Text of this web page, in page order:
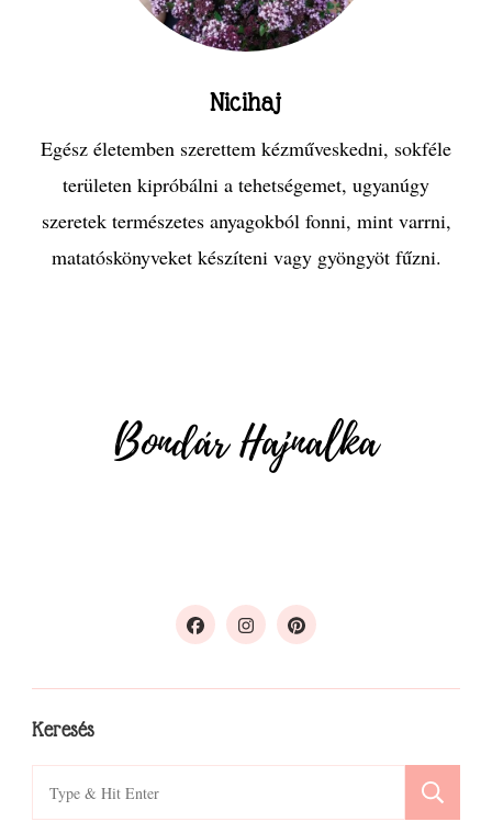
Nicihaj
Egész életemben szerettem kézműveskedni, sokféle
területen kipróbálni a tehetségemet, ugyanúgy
szeretek természetes anyagokból fonni, mint varrni,
matatóskönyveket készíteni vagy gyöngyöt fűzni.
Keresés
Search
for: